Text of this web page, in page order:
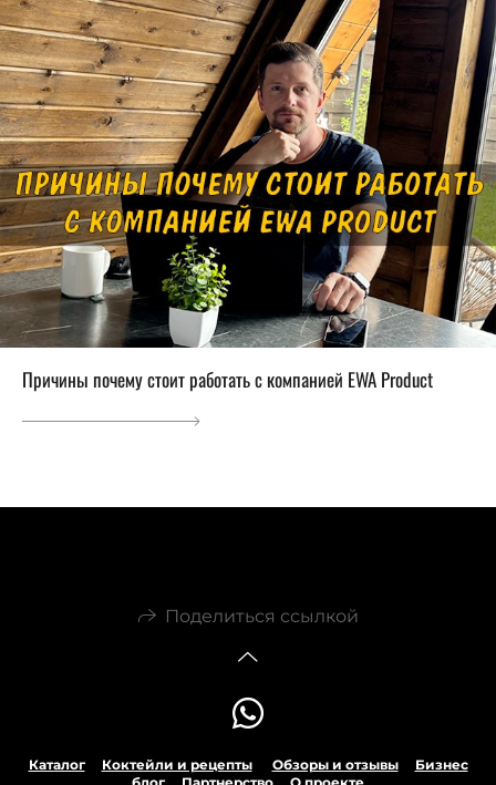
Причины почему стоит работать с компанией EWA Product
Поделиться ссылкой
Каталог Коктейли и рецепты Обзоры и отзывы
Бизнес